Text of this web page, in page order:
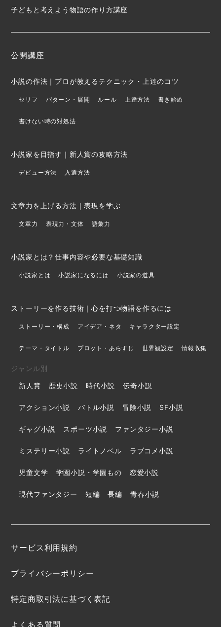
子どもと考えよう物語の作り方講座
公開講座
小説の作法｜プロが教えるテクニック・上達のコツ
セリフ パターン・展開 ルール 上達方法 書き始め
書けない時の対処法
小説家を目指す｜新人賞の攻略方法
デビュー方法 入選方法
文章力を上げる方法｜表現を学ぶ
文章力 表現力・文体 語彙力
小説家とは？仕事内容や必要な基礎知識
小説家とは 小説家になるには 小説家の道具
ストーリーを作る技術｜心を打つ物語を作るには
ストーリー・構成 アイデア・ネタ キャラクター設定
テーマ・タイトル プロット・あらすじ 世界観設定 情報収集
ジャンル別
新人賞 歴史小説 時代小説 伝奇小説
アクション小説 バトル小説 冒険小説 SF小説
ギャグ小説 スポーツ小説 ファンタジー小説
ミステリー小説 ライトノベル ラブコメ小説
児童文学 学園小説・学園もの 恋愛小説
現代ファンタジー 短編 長編 青春小説
サービス利用規約
プライバシーポリシー
特定商取引法に基づく表記
よくある質問